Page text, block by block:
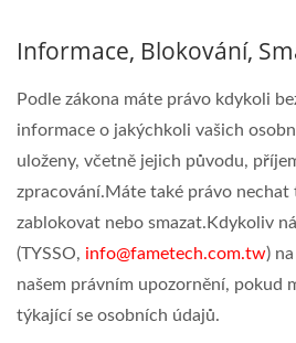
Informace, Blokování,
Podle zákona máte právo kdykoli
informace o jakýchkoli vašich
uloženy, včetně jejich původu,
zpracování.Máte také právo
zablokovat nebo smazat.Kdykoliv
(TYSSO, info@fametech.com.tw)
našem právním upozornění, pokud
týkající se osobních údajů.